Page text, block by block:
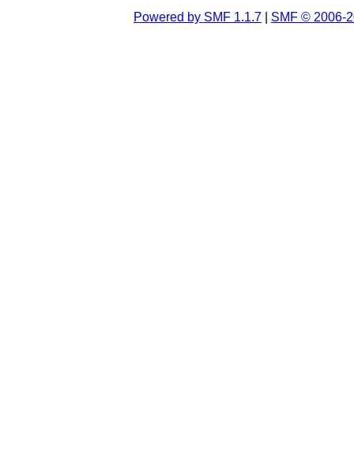
Powered by SMF 1.1.7 SMF © 2006-